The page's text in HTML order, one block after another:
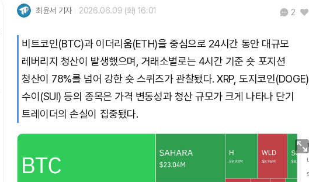
최윤서 기자 2026.06.09 (화) 16:01 2
비트코인(BTC)과 이더리움(ETH)을 중심으로 24시간 동안 대규모
레버리지 청산이 발생했으며, 거래소별로는 4시간 기준 숏 포지션
청산이 78%를 넘어 강한 숏 스퀴즈가 관찰됐다. XRP, 도지코인(DOGE),
수이(SUI) 등의 종목은 가격 변동성과 청산 규모가 크게 나타나 단기
트레이더의 손실이 집중됐다.